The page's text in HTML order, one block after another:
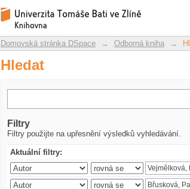
Hledat
Repozitář DSpace/Manakin
Domovská stránka DSpace → Odborná kniha →
Hledat
Filtry
Filtry použijte na upřesnění výsledků vyhledávání.
Aktuální filtry: